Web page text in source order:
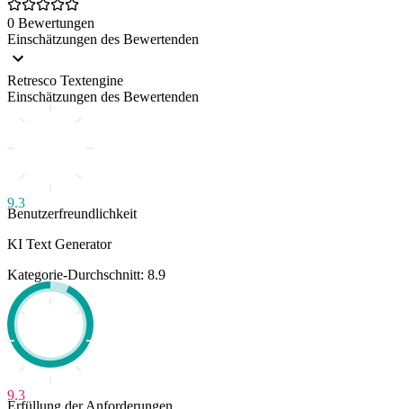
0 Bewertungen
Einschätzungen des Bewertenden
Retresco Textengine
Einschätzungen des Bewertenden
9.3
Benutzerfreundlichkeit
KI Text Generator
Kategorie-Durchschnitt: 8.9
9.3
Erfüllung der Anforderungen